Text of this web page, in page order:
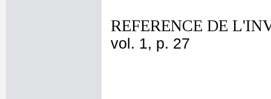
REFERENCE DE
vol. 1, p. 27